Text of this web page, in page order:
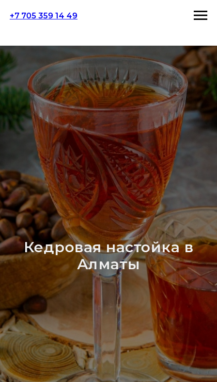
+7 705 359 14 49
Кедровая настойка в
Алматы